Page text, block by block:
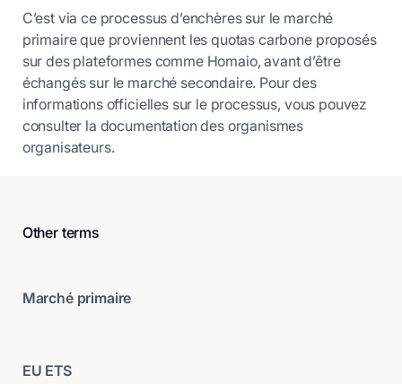
C’est via ce processus d’enchères sur le marché
primaire que proviennent les quotas carbone proposés
sur des plateformes comme Homaio, avant d’être
échangés sur le marché secondaire. Pour des
informations officielles sur le processus, vous pouvez
consulter la documentation des organismes
organisateurs.
Other terms
Marché primaire
EU ETS